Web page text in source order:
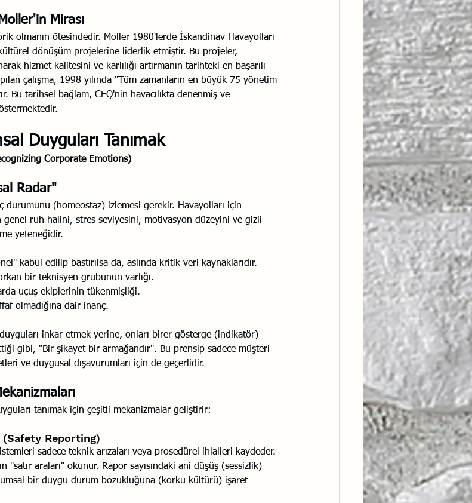
Mirası
olmanın ötesindedir. Moller 1980'lerde İskandinav Havayolları
dönüşüm projelerine liderlik etmiştir. Bu projeler,
hizmet kalitesini ve karlılığı artırmanın tarihteki en başarılı
çalışma, 1998 yılında "Tüm zamanların en büyük 75 yönetim
Bu tarihsel bağlam, CEQ'nin havacılıkta denenmiş ve
Duyguları Tanımak
Corporate Emotions)
Radar"
durumunu (homeostaz) izlemesi gerekir. Havayolları için
genel ruh halini, stres seviyesini, motivasyon düzeyini ve gizli
yeteneğidir.
kabul edilip bastırılsa da, aslında kritik veri kaynaklarıdır.
bir teknisyen grubunun varlığı.
uçuş ekiplerinin tükenmişliği.
olmadığına dair inanç.
inkar etmek yerine, onları birer gösterge (indikatör)
gibi, "Bir şikayet bir armağandır". Bu prensip sadece müşteri
ve duygusal dışavurumları için de geçerlidir.
tanımak için çeşitli mekanizmalar geliştirir:
Reporting)
sadece teknik arızaları veya prosedürel ihlalleri kaydeder.
"satır araları" okunur. Rapor sayısındaki ani düşüş (sessizlik)
bir duygu durum bozukluğuna (korku kültürü) işaret